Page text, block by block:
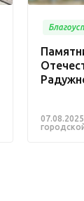
07.08.2025